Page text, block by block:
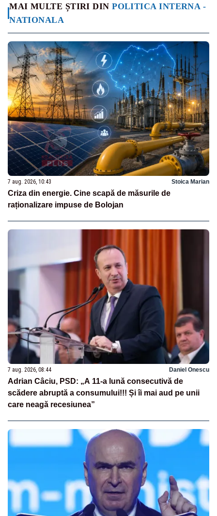
MAI MULTE ȘTIRI DINPOLITICA INTERNA -
NATIONALA
7 aug. 2026, 10:43 Stoica Marian
Criza din energie. Cine scapă de măsurile de
raționalizare impuse de Bolojan
7 aug. 2026, 08:44 Daniel Onescu
Adrian Câciu, PSD: „A 11-a lună consecutivă de
scădere abruptă a consumului!!! Și îi mai aud pe unii
care neagă recesiunea”